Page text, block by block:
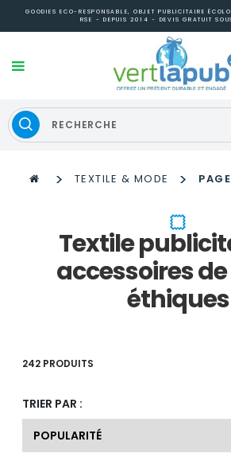
GOODIES ECO-RESPONSABLE, OBJET PUBLICITAIRE
RSE - DEPUIS 2014 - DEVIS GRATUIT
> TEXTILE & MODE >
Textile
accessoires
éthiques
242 PRODUITS
TRIER PAR :